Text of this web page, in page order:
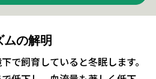
の解明
で飼育していると冬眠します。